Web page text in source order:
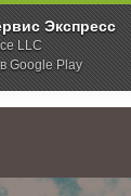
Экспресс
LLC
Google Play
Новости